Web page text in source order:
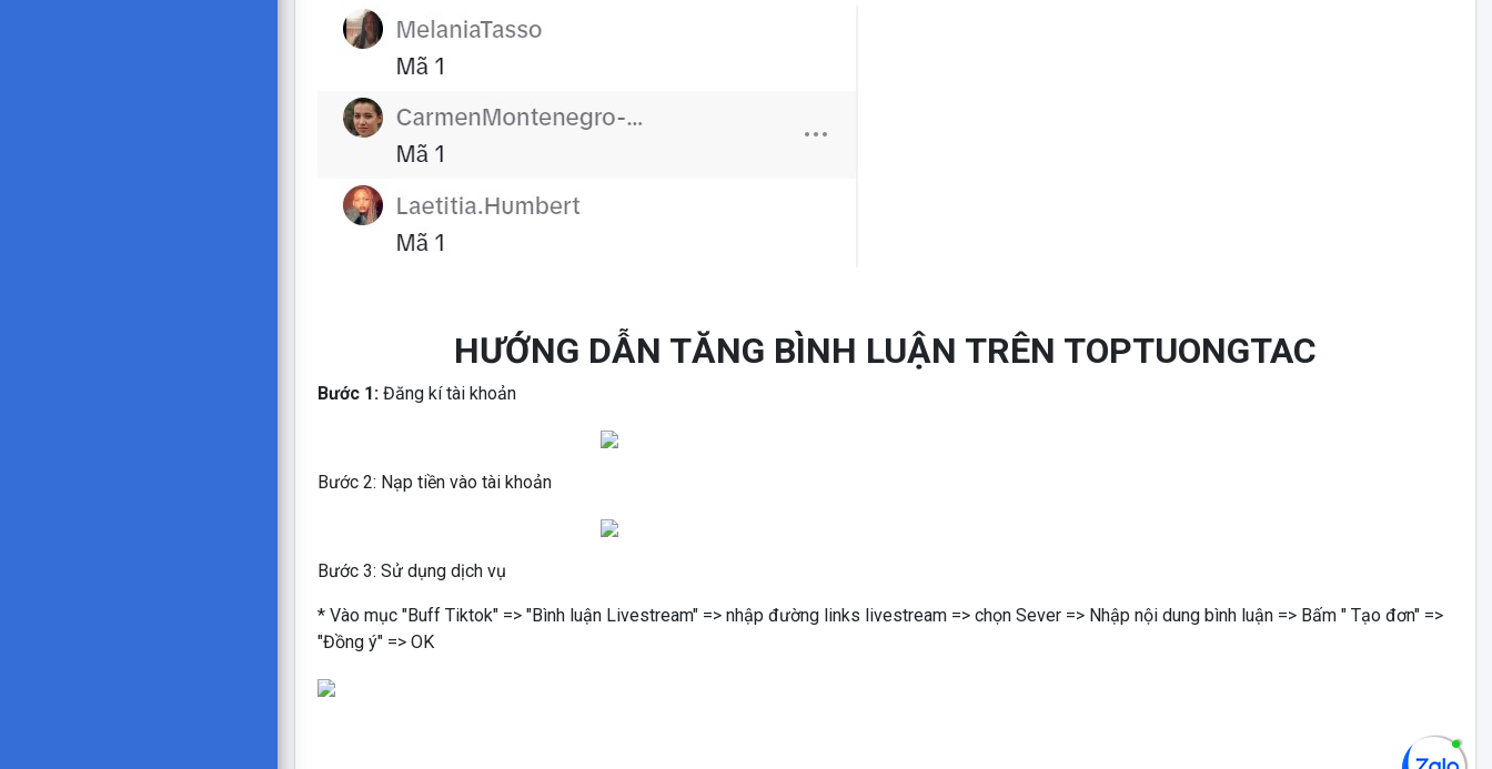
HƯỚNG DẪN TĂNG BÌNH LUẬN TRÊN TOPTUONGTAC
Bước 1: Đăng kí tài khoản
Bước 2: Nạp tiền vào tài khoản
Bước 3: Sử dụng dịch vụ
* Vào mục "Buff Tiktok" => "Bình luận Livestream" => nhập đường links livestream => chọn Sever => Nhập nội dung bình luận => Bấm " Tạo đơn" =>
"Đồng ý" => OK